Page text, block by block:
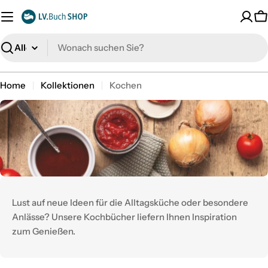
Inhalt
Suche
Home Kollektionen Kochen
Lust auf neue Ideen für die Alltagsküche oder besondere
Anlässe? Unsere Kochbücher liefern Ihnen Inspiration
zum Genießen.